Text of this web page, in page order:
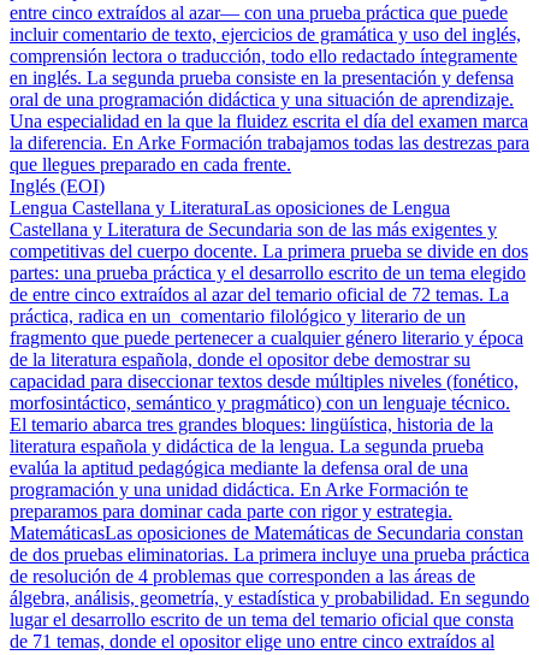
entre cinco extraídos al azar— con una prueba práctica que puede
incluir comentario de texto, ejercicios de gramática y uso del inglés,
comprensión lectora o traducción, todo ello redactado íntegramente
en inglés. La segunda prueba consiste en la presentación y defensa
oral de una programación didáctica y una situación de aprendizaje.
Una especialidad en la que la fluidez escrita el día del examen marca
la diferencia. En Arke Formación trabajamos todas las destrezas para
que llegues preparado en cada frente.
Inglés (EOI)
Lengua Castellana y LiteraturaLas oposiciones de Lengua
Castellana y Literatura de Secundaria son de las más exigentes y
competitivas del cuerpo docente. La primera prueba se divide en dos
partes: una prueba práctica y el desarrollo escrito de un tema elegido
de entre cinco extraídos al azar del temario oficial de 72 temas. La
práctica, radica en un comentario filológico y literario de un
fragmento que puede pertenecer a cualquier género literario y época
de la literatura española, donde el opositor debe demostrar su
capacidad para diseccionar textos desde múltiples niveles (fonético,
morfosintáctico, semántico y pragmático) con un lenguaje técnico.
El temario abarca tres grandes bloques: lingüística, historia de la
literatura española y didáctica de la lengua. La segunda prueba
evalúa la aptitud pedagógica mediante la defensa oral de una
programación y una unidad didáctica. En Arke Formación te
preparamos para dominar cada parte con rigor y estrategia.
MatemáticasLas oposiciones de Matemáticas de Secundaria constan
de dos pruebas eliminatorias. La primera incluye una prueba práctica
de resolución de 4 problemas que corresponden a las áreas de
álgebra, análisis, geometría, y estadística y probabilidad. En segundo
lugar el desarrollo escrito de un tema del temario oficial que consta
de 71 temas, donde el opositor elige uno entre cinco extraídos al